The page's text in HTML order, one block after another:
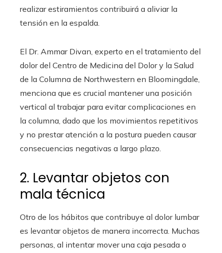
realizar estiramientos contribuirá a aliviar la
tensión en la espalda.
El Dr. Ammar Divan, experto en el tratamiento del
dolor del Centro de Medicina del Dolor y la Salud
de la Columna de Northwestern en Bloomingdale,
menciona que es crucial mantener una posición
vertical al trabajar para evitar complicaciones en
la columna, dado que los movimientos repetitivos
y no prestar atención a la postura pueden causar
consecuencias negativas a largo plazo.
2. Levantar objetos con
mala técnica
Otro de los hábitos que contribuye al dolor lumbar
es levantar objetos de manera incorrecta. Muchas
personas, al intentar mover una caja pesada o